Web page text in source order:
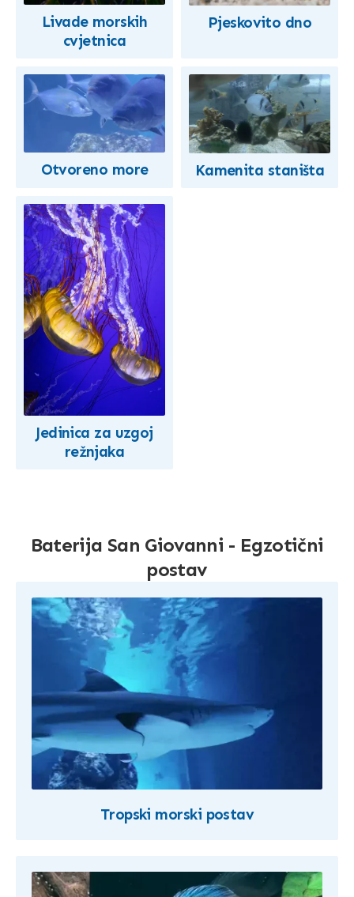
Livade morskih
cvjetnica
Pjeskovito dno
Otvoreno more Kamenita staništa
Jedinica za uzgoj
režnjaka
Baterija San Giovanni - Egzotični
postav
Tropski morski postav